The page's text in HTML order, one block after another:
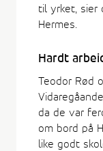
til yrket, sier
Hermes.
Hardt
Teodor Rød
da de var
om bord på
like godt